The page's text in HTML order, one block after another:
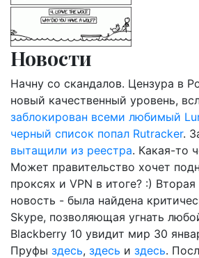
Новости
Начну со скандалов. Цензура в
новый качественный уровень,
заблокирован всеми любимый
черный список попал Rutracker.
вытащили из реестра. Какая-то
Может правительство хочет
проксях и VPN в итоге? :)
новость - была найдена
Skype, позволяющая угнать
Blackberry 10 увидит мир 30
Пруфы здесь, здесь и здесь.